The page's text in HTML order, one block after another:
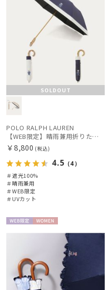
SOLDOUT
POLO RALPH LAUREN
【WEB限定】晴雨兼用折りたたみ日傘 ポロ ラルフ ローレン（POLO RALPH LAUREN）ポロ ベア ポニー
￥8,800 (税込)
4.5 （4）
＃遮光100%
＃晴雨兼用
＃WEB限定
＃UVカット